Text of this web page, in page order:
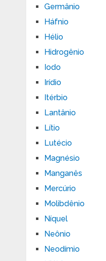
Germânio
Háfnio
Hélio
Hidrogênio
Iodo
Irídio
Itérbio
Lantânio
Lítio
Lutécio
Magnésio
Manganês
Mercúrio
Molibdênio
Níquel
Neônio
Neodímio